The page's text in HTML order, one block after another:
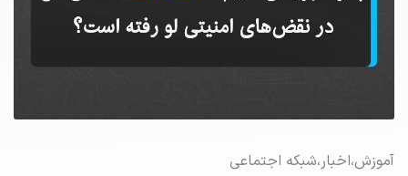
آموزش،اخبار،شبکه اجتماعی